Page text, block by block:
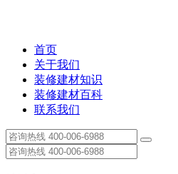
首页
关于我们
装修建材知识
装修建材百科
联系我们